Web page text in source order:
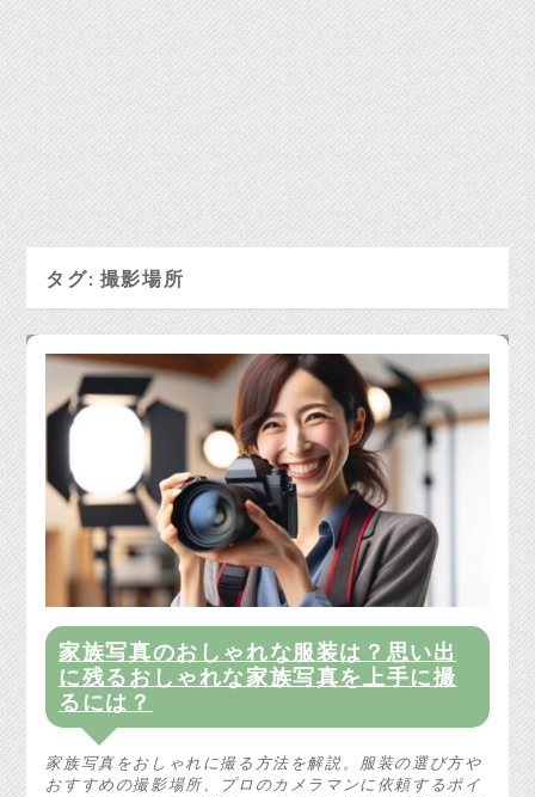
タグ: 撮影場所
家族写真のおしゃれな服装は？思い出
に残るおしゃれな家族写真を上手に撮
るには？
家族写真をおしゃれに撮る方法を解説。服装の選び方や
おすすめの撮影場所、プロのカメラマンに依頼するポイ